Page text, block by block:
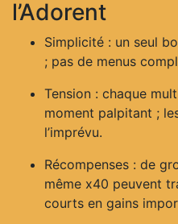
l’Adorent
Simplicité : un seul
; pas de menus
Tension : chaque
moment palpitant ;
l’imprévu.
Récompenses : de
même x40 peuvent
courts en gains